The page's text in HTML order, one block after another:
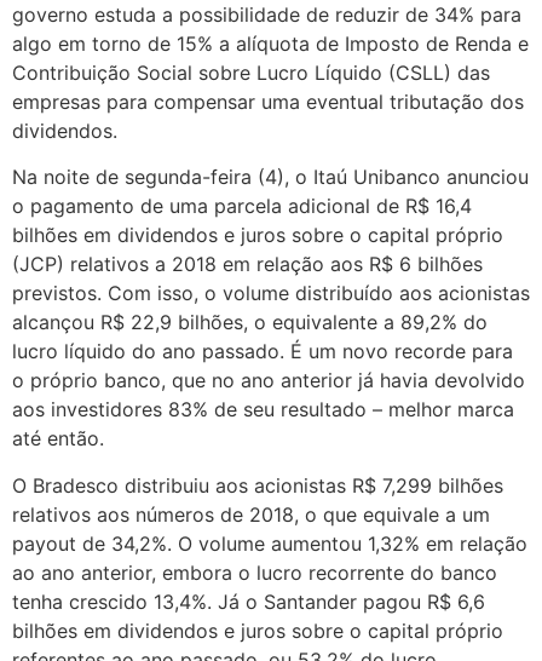
governo estuda a possibilidade de reduzir de 34% para
algo em torno de 15% a alíquota de Imposto de Renda e
Contribuição Social sobre Lucro Líquido (CSLL) das
empresas para compensar uma eventual tributação dos
dividendos.
Na noite de segunda-feira (4), o Itaú Unibanco anunciou
o pagamento de uma parcela adicional de R$ 16,4
bilhões em dividendos e juros sobre o capital próprio
(JCP) relativos a 2018 em relação aos R$ 6 bilhões
previstos. Com isso, o volume distribuído aos acionistas
alcançou R$ 22,9 bilhões, o equivalente a 89,2% do
lucro líquido do ano passado. É um novo recorde para
o próprio banco, que no ano anterior já havia devolvido
aos investidores 83% de seu resultado – melhor marca
até então.
O Bradesco distribuiu aos acionistas R$ 7,299 bilhões
relativos aos números de 2018, o que equivale a um
payout de 34,2%. O volume aumentou 1,32% em relação
ao ano anterior, embora o lucro recorrente do banco
tenha crescido 13,4%. Já o Santander pagou R$ 6,6
bilhões em dividendos e juros sobre o capital próprio